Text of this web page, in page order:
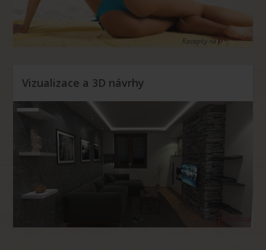
Vizualizace a 3D návrhy